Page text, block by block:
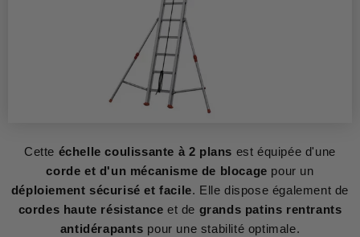
Cette échelle coulissante à 2 plans est équipée d'une
corde et d'un mécanisme de blocage pour un
déploiement sécurisé et facile. Elle dispose également de
cordes haute résistance et de grands patins rentrants
antidérapants pour une stabilité optimale.